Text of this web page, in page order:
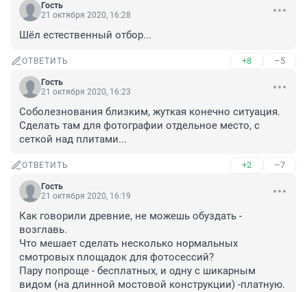
Гость
21 октября 2020, 16:28
Шёл естественный отбор...
ОТВЕТИТЬ +8 –5
Гость
21 октября 2020, 16:23
Соболезнования близким, жуткая конечно ситуация.
Сделать там для фотографии отдельное место, с
сеткой над плитами...
ОТВЕТИТЬ +2 –7
Гость
21 октября 2020, 16:19
Как говорили древние, не можешь обуздать -
возглавь.
Что мешает сделать несколько нормальных
смотровых площадок для фотосессий?
Пару попроще - бесплатных, и одну с шикарным
видом (на длинной мостовой конструкции) -платную.